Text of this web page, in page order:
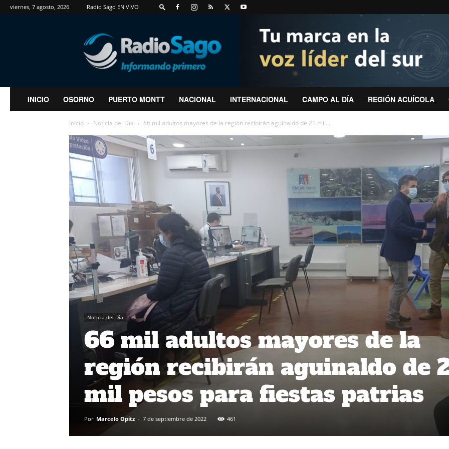
viernes, 7 agosto, 2026 Radio Sago EN VIVO
RadioSago
INICIO OSORNO PUERTO MONTT NACIONAL INTERNACIONAL CAMPO AL DÍA REGIÓN ACUÍCOLA
Inicio Noticia del Día 66 mil adultos mayores de la región recibirán aguinaldo de 21 mil...
Noticia del Día
66 mil adultos mayores de la
región recibirán aguinaldo de
mil pesos para fiestas patrias
Por Marcelo Opitz - 7 de septiembre de 2022 461